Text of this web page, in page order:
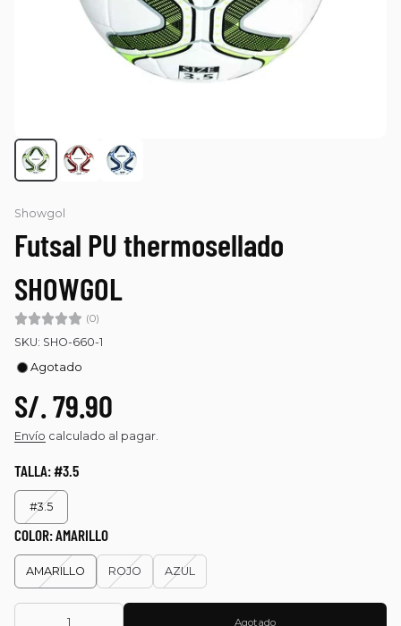
Showgol
Futsal PU thermosellado
SHOWGOL
(0)
SKU: SHO-660-1
Agotado
S/. 79.90
Envío calculado al pagar.
TALLA:#3.5
#3.5
COLOR:AMARILLO
AMARILLO ROJO AZUL
Agotado